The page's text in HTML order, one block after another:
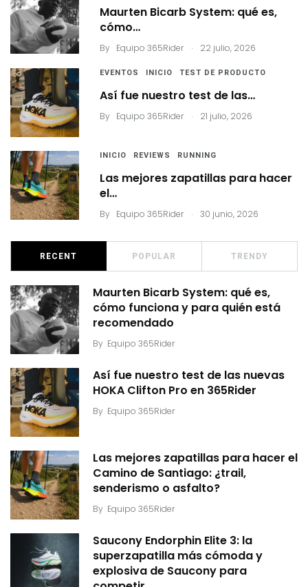
Maurten Bicarb System: qué es,
cómo…
By Equipo 365Rider . 22 julio, 2026
EVENTOS INICIO TEST DE PRODUCTO
Así fue nuestro test de las…
By Equipo 365Rider . 21 julio, 2026
INICIO REVIEWS RUNNING
Las mejores zapatillas para hacer
el…
By Equipo 365Rider . 30 junio, 2026
RECENT POPULAR TRENDY
Maurten Bicarb System: qué es,
cómo funciona y para quién está
recomendado
By Equipo 365Rider
Así fue nuestro test de las nuevas
HOKA Clifton Pro en 365Rider
By Equipo 365Rider
Las mejores zapatillas para hacer el
Camino de Santiago: ¿trail,
senderismo o asfalto?
By Equipo 365Rider
Saucony Endorphin Elite 3: la
superzapatilla más cómoda y
explosiva de Saucony para